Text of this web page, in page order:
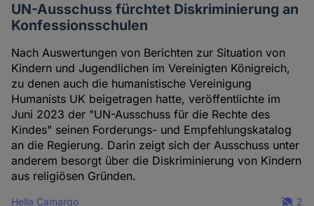
UN-Ausschuss fürchtet Diskriminierung an
Konfessionsschulen
Nach Auswertungen von Berichten zur Situation von
Kindern und Jugendlichen im Vereinigten Königreich,
zu denen auch die humanistische Vereinigung
Humanists UK beigetragen hatte, veröffentlichte im
Juni 2023 der "UN-Ausschuss für die Rechte des
Kindes" seinen Forderungs- und Empfehlungskatalog
an die Regierung. Darin zeigt sich der Ausschuss unter
anderem besorgt über die Diskriminierung von Kindern
aus religiösen Gründen.
Hella Camargo
2